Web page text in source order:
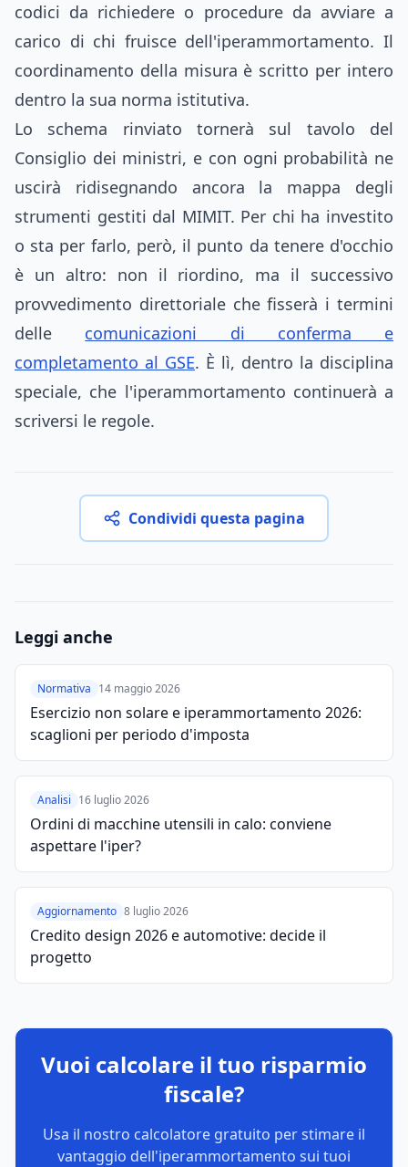
codici da richiedere o procedure da avviare a
carico di chi fruisce dell'iperammortamento. Il
coordinamento della misura è scritto per intero
dentro la sua norma istitutiva.
Lo schema rinviato tornerà sul tavolo del
Consiglio dei ministri, e con ogni probabilità ne
uscirà ridisegnando ancora la mappa degli
strumenti gestiti dal MIMIT. Per chi ha investito
o sta per farlo, però, il punto da tenere d'occhio
è un altro: non il riordino, ma il successivo
provvedimento direttoriale che fisserà i termini
delle comunicazioni di conferma e
completamento al GSE. È lì, dentro la disciplina
speciale, che l'iperammortamento continuerà a
scriversi le regole.
Condividi questa pagina
Leggi anche
Normativa 14 maggio 2026
Esercizio non solare e iperammortamento 2026:
scaglioni per periodo d'imposta
Analisi 16 luglio 2026
Ordini di macchine utensili in calo: conviene
aspettare l'iper?
Aggiornamento 8 luglio 2026
Credito design 2026 e automotive: decide il
progetto
Vuoi calcolare il tuo risparmio
fiscale?
Usa il nostro calcolatore gratuito per stimare il
vantaggio dell'iperammortamento sui tuoi